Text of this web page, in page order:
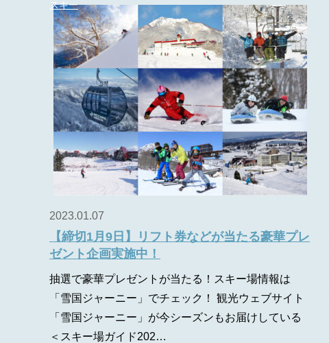
スキー
2023.01.07
【締切1月9日】リフト券などが当たる豪華プレ
ゼント企画実施中！
抽選で豪華プレゼントが当たる！スキー場情報は
「雪国ジャーニー」でチェック！ 観光ウェブサイト
「雪国ジャーニー」が今シーズンもお届けしている
＜スキー場ガイド202…